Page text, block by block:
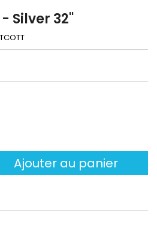
Silver 32''
Ajouter au panier